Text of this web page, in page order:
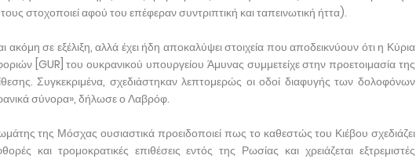
στοχοποιεί αφού του επέφεραν συντριπτική και ταπεινωτική ήττα).
ακόμη σε εξέλιξη, αλλά έχει ήδη αποκαλύψει στοιχεία που αποδεικνύουν ότι η Κύρια
[GUR] του ουκρανικού υπουργείου Άμυνας συμμετείχε στην προετοιμασία της
Συγκεκριμένα, σχεδιάστηκαν λεπτομερώς οι οδοί διαφυγής των δολοφόνων
σύνορα», δήλωσε ο Λαβρόφ.
της Μόσχας ουσιαστικά προειδοποιεί πως το καθεστώς του Κιέβου σχεδιάζει
και τρομοκρατικές επιθέσεις εντός της Ρωσίας και χρειάζεται εξτρεμιστές